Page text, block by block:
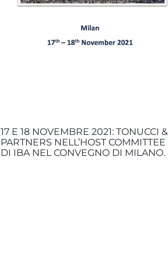
17 E 18 NOVEMBRE 2021: TONUCCI &
PARTNERS NELL’HOST COMMITTEE
DI IBA NEL CONVEGNO DI MILANO.